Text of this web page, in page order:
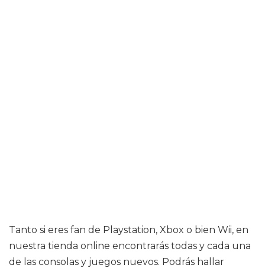
Tanto si eres fan de Playstation, Xbox o bien Wii, en
nuestra tienda online encontrarás todas y cada una
de las consolas y juegos nuevos. Podrás hallar